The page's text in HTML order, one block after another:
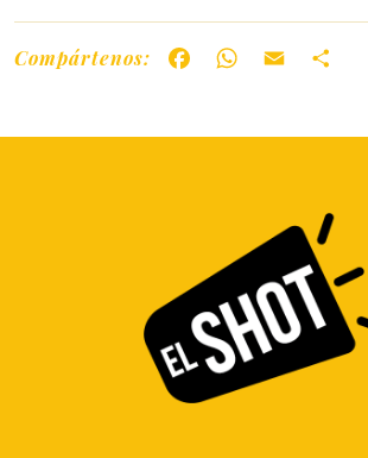
Compártenos: FacebookWhatsApp
Email